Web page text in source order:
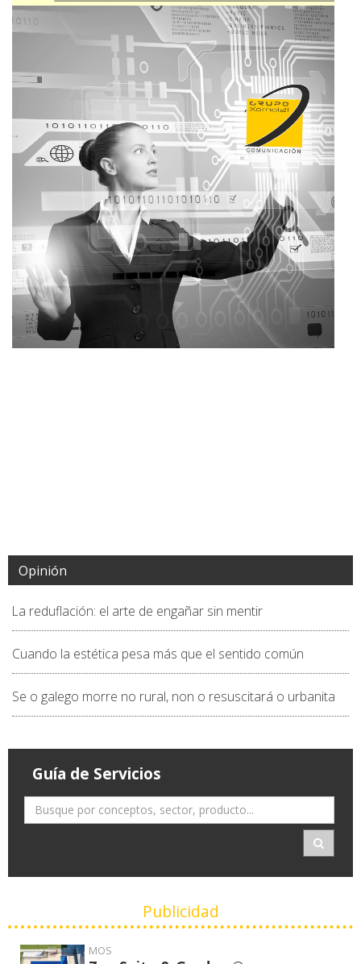
Opinión
La reduflación: el arte de engañar sin mentir
Cuando la estética pesa más que el sentido común
Se o galego morre no rural, non o resuscitará o urbanita
Guía de Servicios
Publicidad
MOS